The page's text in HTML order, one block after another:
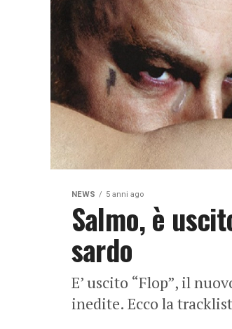
NEWS 5 anni ago
Salmo, è
sardo
E’ uscito “Flop”, il
inedite. Ecco la